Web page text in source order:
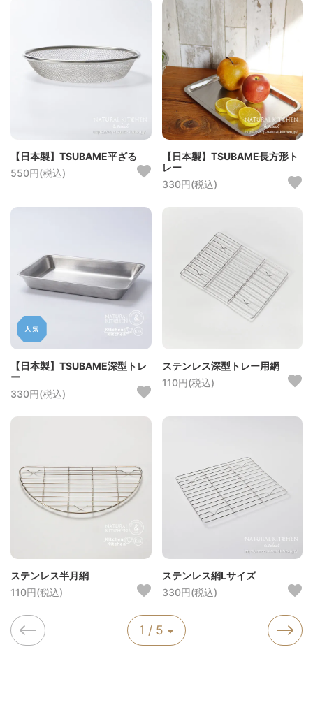
【日本製】TSUBAME平ざる
550円(税込)
【日本製】TSUBAME長方形ト
レー
330円(税込)
【日本製】TSUBAME深型トレ
ー
330円(税込)
ステンレス深型トレー用網
110円(税込)
ステンレス半月網
110円(税込)
ステンレス網Lサイズ
330円(税込)
1 / 5